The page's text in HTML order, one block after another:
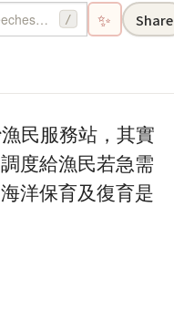
/ ✨ Share
民服務站，其實
度給漁民若急需
洋保育及復育是